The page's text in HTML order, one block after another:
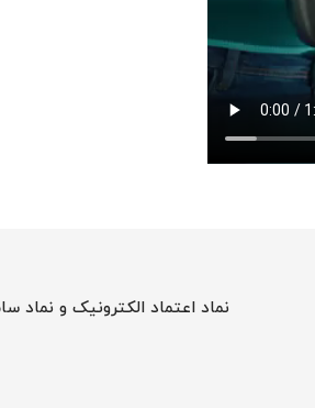
نماد اعتماد الکترونیک و نماد